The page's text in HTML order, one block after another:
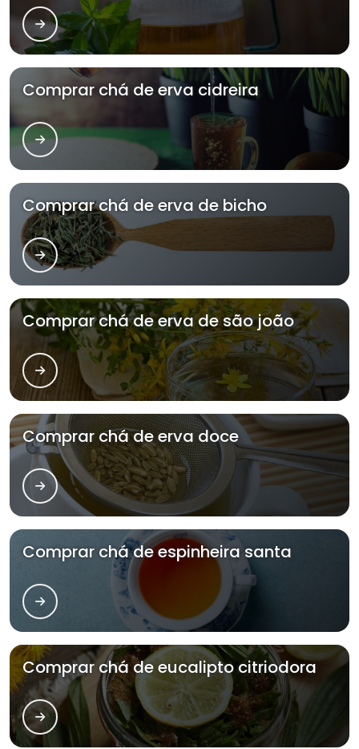
Comprar chá de erva cidreira
Comprar chá de erva de bicho
Comprar chá de erva de são joão
Comprar chá de erva doce
Comprar chá de espinheira santa
Comprar chá de eucalipto citriodora